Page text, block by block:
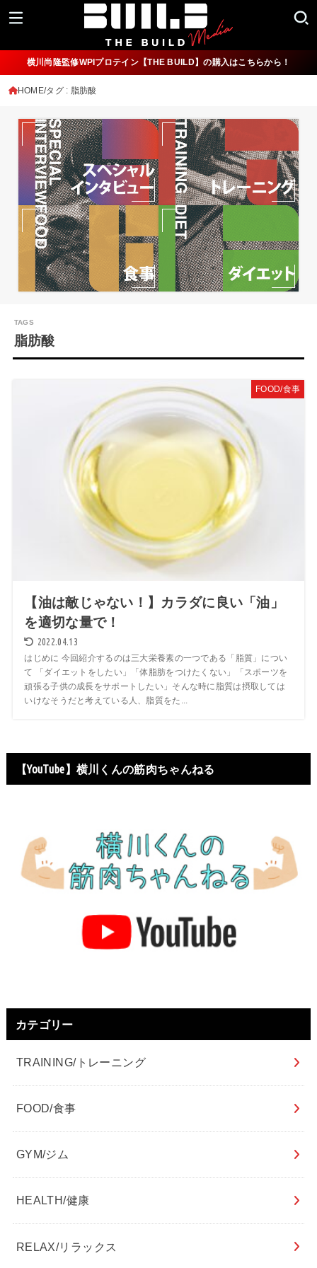
横川尚隆監修WPIプロテイン【THE BUILD】の購入はこちらから！
HOME タグ : 脂肪酸
脂肪酸
FOOD/食事
【油は敵じゃない！】カラダに良い「油」
を適切な量で！
2022.04.13
はじめに 今回紹介するのは三大栄養素の一つである「脂質」につい
て 「ダイエットをしたい」「体脂肪をつけたくない」「スポーツを
頑張る子供の成長をサポートしたい」そんな時に脂質は摂取しては
いけなそうだと考えている人、脂質をた...
【YouTube】横川くんの筋肉ちゃんねる
カテゴリー
TRAINING/トレーニング
FOOD/食事
GYM/ジム
HEALTH/健康
RELAX/リラックス